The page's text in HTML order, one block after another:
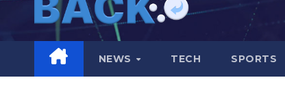
NEWS TECH SPORTS